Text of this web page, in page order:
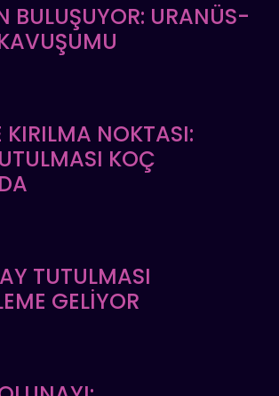
BULUŞUYOR: URANÜS-
KIRILMA NOKTASI:
KOÇ
TUTULMASI
GELİYOR